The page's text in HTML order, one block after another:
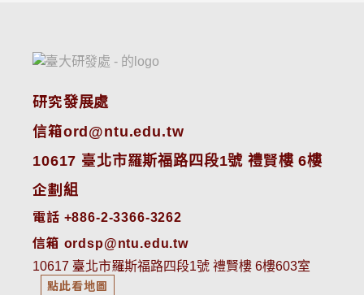
研究發展處
信箱ord@ntu.edu.tw
10617 臺北市羅斯福路四段1號 禮賢樓 6樓
企劃組
電話 +886-2-3366-3262
信箱 ordsp@ntu.edu.tw
10617 臺北市羅斯福路四段1號 禮賢樓 6樓603室
點此看地圖